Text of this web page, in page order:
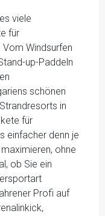
viele
für
Windsurfen
up-Paddeln
schönen
in
für
einfacher denn je
ohne
ob Sie ein
Profi auf